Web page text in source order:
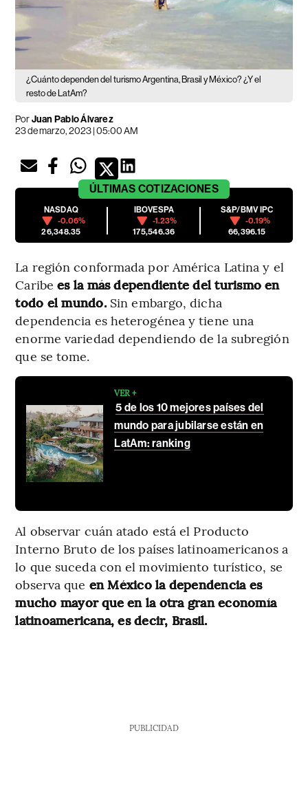
¿Cuánto dependen del turismo Argentina, Brasil y México? ¿Y el
resto de LatAm?
PorJuan Pablo Álvarez
23 de marzo, 2023 | 05:00 AM
ÚLTIMAS COTIZACIONES
NASDAQ
-0.06%
26,348.35
IBOVESPA
-1.23%
175,546.36
S&P/BMV IPC
-0.19%
66,396.15
La región conformada por América Latina y el
Caribees la más dependiente del turismo en
todo el mundo. Sin embargo, dicha
dependencia es heterogénea y tiene una
enorme variedad dependiendo de la subregión
que se tome.
VER +
5 de los 10 mejores países del
mundo para jubilarse están en
LatAm: ranking
Al observar cuán atado está el Producto
Interno Bruto de los países latinoamericanos a
lo que suceda con el movimiento turístico, se
observa que en México la dependencia es
mucho mayor que en la otra gran economía
latinoamericana, es decir, Brasil.
PUBLICIDAD